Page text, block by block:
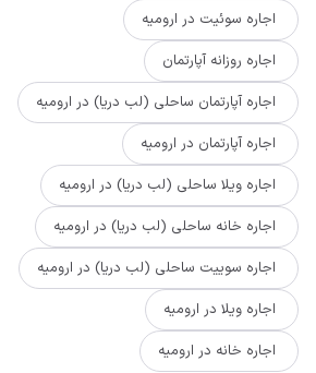
اجاره سوئیت در ارومیه
اجاره روزانه آپارتمان
اجاره آپارتمان ساحلی (لب دریا) در ارومیه
اجاره آپارتمان در ارومیه
اجاره ویلا ساحلی (لب دریا) در ارومیه
اجاره خانه ساحلی (لب دریا) در ارومیه
اجاره سوییت ساحلی (لب دریا) در ارومیه
اجاره ویلا در ارومیه
اجاره خانه در ارومیه